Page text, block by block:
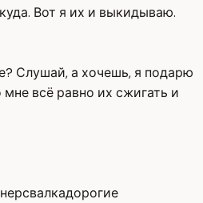
Вот я их и выкидываю.
Слушай, а хочешь, я подарю
всё равно их сжигать и
свалкадорогие